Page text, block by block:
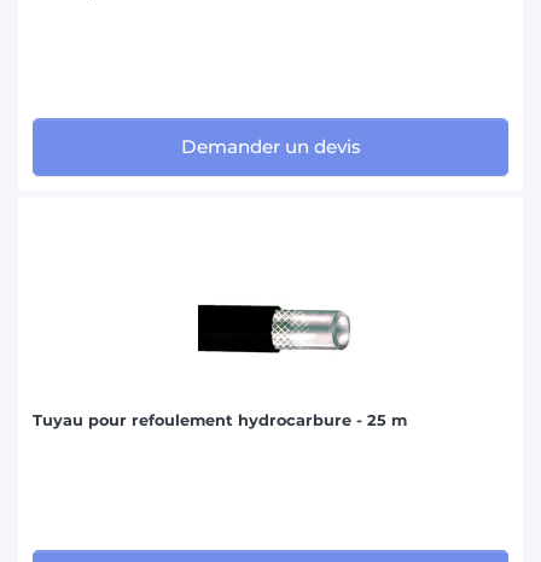
Demander un devis
Tuyau pour refoulement hydrocarbure - 25 m